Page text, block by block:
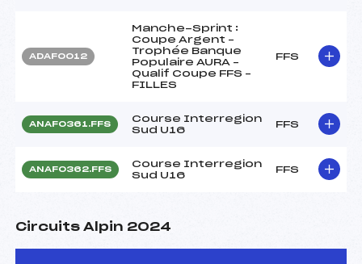
ADAF0012
Manche-Sprint :
Coupe Argent –
Trophée Banque
Populaire AURA –
Qualif Coupe FFS –
FILLES
FFS
ANAF0361.FFS
Course Interregion
Sud U16
FFS
ANAF0362.FFS
Course Interregion
Sud U16
FFS
Circuits Alpin 2024